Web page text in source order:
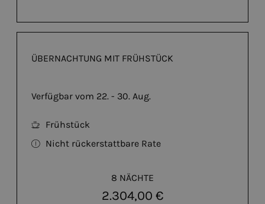
ÜBERNACHTUNG MIT FRÜHSTÜCK
Verfügbar vom 22. - 30. Aug.
Frühstück
Nicht rückerstattbare Rate
8 NÄCHTE
2.304,00 €